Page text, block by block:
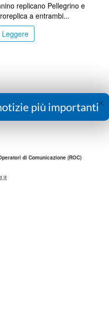
replicano Pellegrino e
a entrambi...
Leggere
di Comunicazione (ROC)
×
più importanti